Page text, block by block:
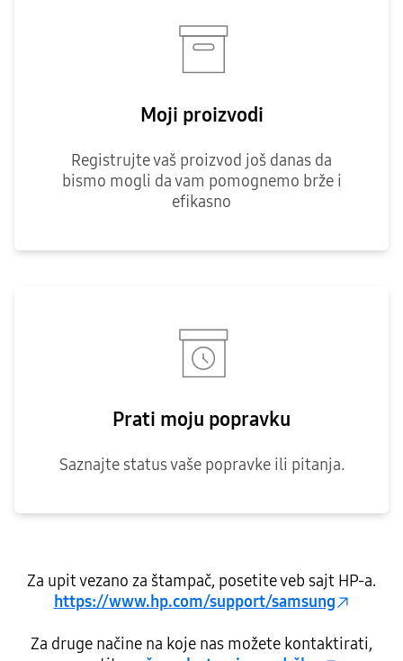
Moji proizvodi
Registrujte vaš proizvod još danas da
bismo mogli da vam pomognemo brže i
efikasno
Prati moju popravku
Saznajte status vaše popravke ili pitanja.
Za upit vezano za štampač, posetite veb sajt HP-a.
https://www.hp.com/support/samsung
Za druge načine na koje nas možete kontaktirati,